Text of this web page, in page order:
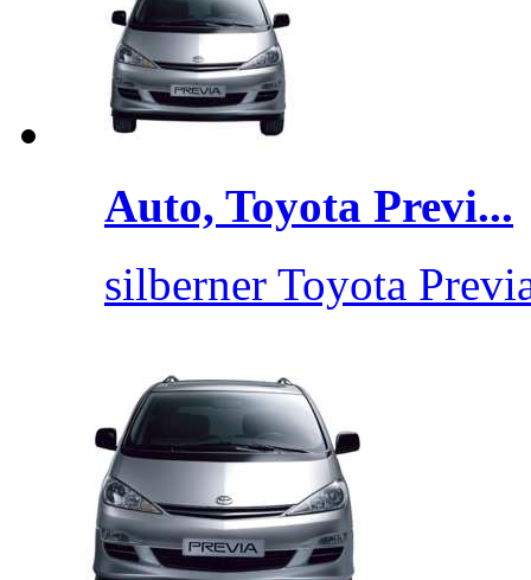
Auto, Toyota Previ...
silberner Toyota